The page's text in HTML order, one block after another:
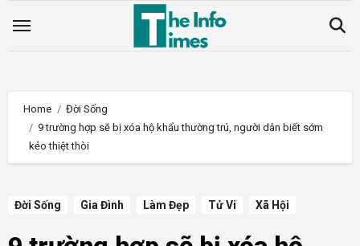
Home
Đời Sống
9 trường hợp sẽ bị xóa hộ khẩu thường trú, người dân biết sớm
kẻo thiệt thòi
Đời Sống Gia Đình Làm Đẹp Tử Vi Xã Hội